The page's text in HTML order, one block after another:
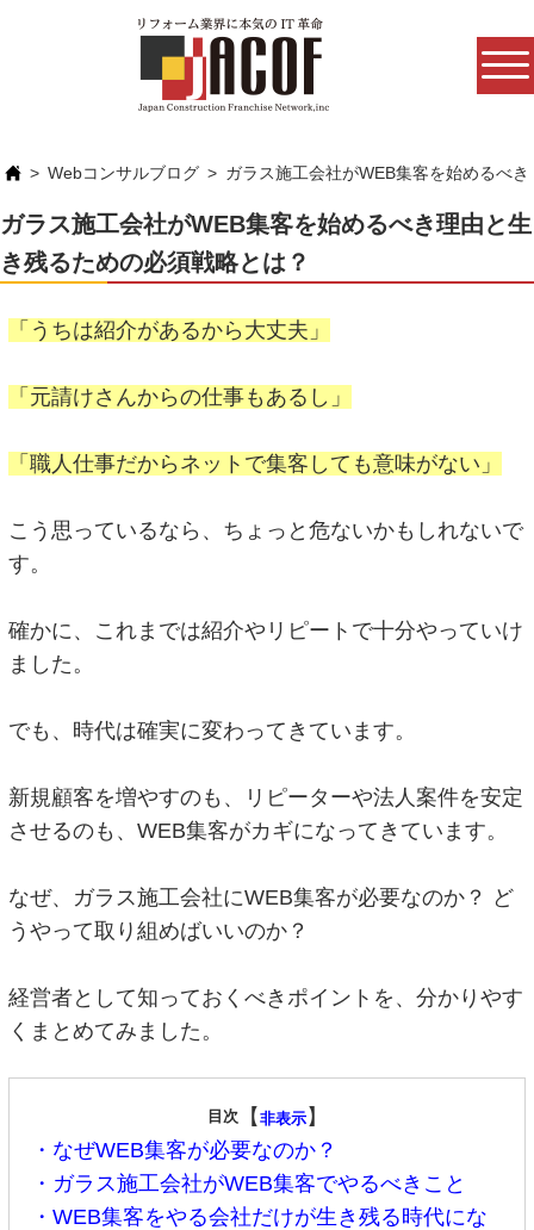
Webコンサルブログ ガラス施工会社がWEB集客を始めるべ
ガラス施工会社がWEB集客を始めるべき理由と生
き残るための必須戦略とは？
「うちは紹介があるから大丈夫」
「元請けさんからの仕事もあるし」
「職人仕事だからネットで集客しても意味がない」
こう思っているなら、ちょっと危ないかもしれないで
す。
確かに、これまでは紹介やリピートで十分やっていけ
ました。
でも、時代は確実に変わってきています。
新規顧客を増やすのも、リピーターや法人案件を安定
させるのも、WEB集客がカギになってきています。
なぜ、ガラス施工会社にWEB集客が必要なのか？ ど
うやって取り組めばいいのか？
経営者として知っておくべきポイントを、分かりやす
くまとめてみました。
目次【 非表示】
・なぜWEB集客が必要なのか？
・ガラス施工会社がWEB集客でやるべきこと
・WEB集客をやる会社だけが生き残る時代にな